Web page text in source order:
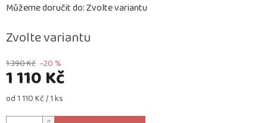
1 390 Kč –20 %
1 110 Kč
Měrná
od 1 110 Kč / 1 ks
Zvolte variantu
Můžeme doručit do:Zvolte variantu